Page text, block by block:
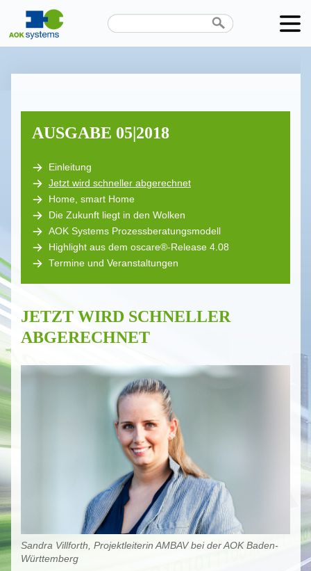
AUSGABE 05|2018
Einleitung
Jetzt wird schneller abgerechnet
Home, smart Home
Die Zukunft liegt in den Wolken
AOK Systems Prozessberatungsmodell
Highlight aus dem oscare®-Release 4.08
Termine und Veranstaltungen
JETZT WIRD SCHNELLER
ABGERECHNET
Sandra Villforth, Projektleiterin AMBAV bei der AOK Baden-
Württemberg
Termine
Kontakt
Datenschutz